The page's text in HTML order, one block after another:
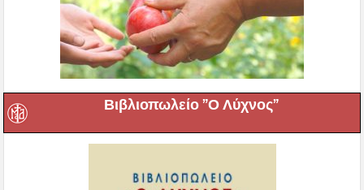
Βιβλιοπωλείο ”Ο Λύχνος”